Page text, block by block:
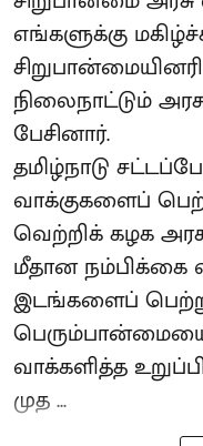
எங்களுக்கு
நிலைநாட்டும்
பேசினார்.
தமிழ்நாடு
வாக்குகளைப்
வெற்றிக் கழக
மீதான நம்பிக்கை
இடங்களைப்
பெரும்பான்மையை
வாக்களித்த
முத ...